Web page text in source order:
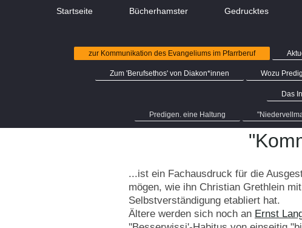
Startseite Bücherhamster Gedrucktes
zur Kommunikation des Evangeliums im Pfarrberuf
Zum 'Berufsethos' von Diakon*innen Wozu
Das
Predigen. eine Haltung
...ist ein Fachausdruck für die
mögen, wie ihn Christian Grethlein
Selbstverständigung etabliert hat.
Ältere werden sich noch an Ernst